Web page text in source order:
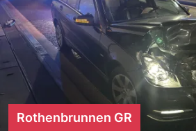
Rothenbrunnen GR